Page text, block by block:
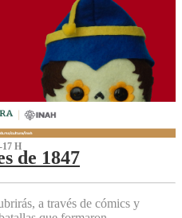
17 H
de 1847
a través de cómics y